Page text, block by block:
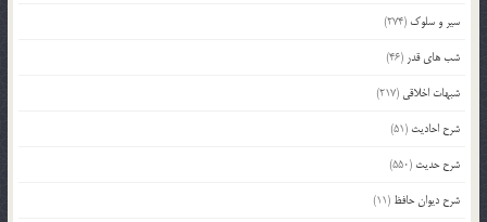
سیر و سلوک (274)
شب های قدر (46)
شبهات اخلاقی (217)
شرح احادیث (51)
شرح حدیث (550)
شرح دیوان حافظ (11)